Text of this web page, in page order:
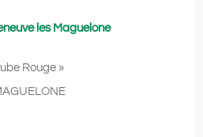
les Maguelone
Rouge »